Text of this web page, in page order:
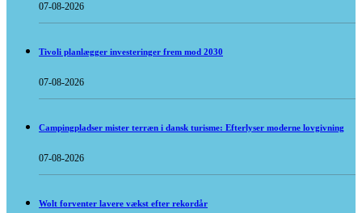
07-08-2026
Tivoli planlægger investeringer frem mod 2030
07-08-2026
Campingpladser mister terræn i dansk turisme: Efterlyser moderne lovgivning
07-08-2026
Wolt forventer lavere vækst efter rekordår